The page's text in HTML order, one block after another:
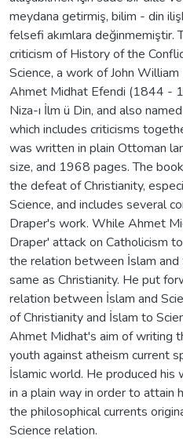
meydana getirmiş, bilim - din
felsefi akımlara değinmemiştir.
criticism of History of the
Science, a work of John
Ahmet Midhat Efendi (1844 -
Niza-ı İlm ü Din, and also
which includes criticisms
was written in plain Ottoman
size, and 1968 pages. The
the defeat of Christianity,
Science, and includes several
Draper's work. While Ahmet
Draper' attack on Catholicism
the relation between İslam and
same as Christianity. He put
relation between İslam and
of Christianity and İslam to
Ahmet Midhat's aim of writing
youth against atheism current
İslamic world. He produced
in a plain way in order to attain
the philosophical currents
Science relation.